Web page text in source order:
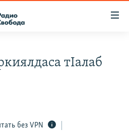
тIалаб
без VPN